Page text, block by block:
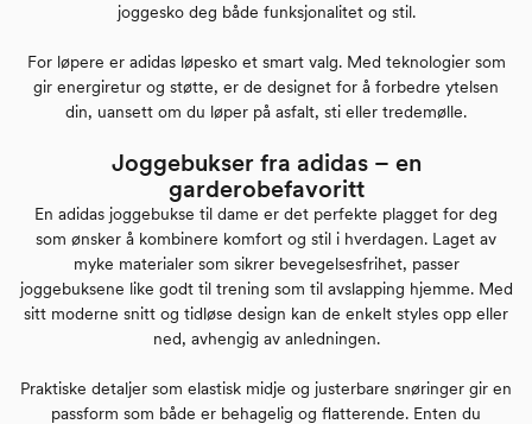
joggesko deg både funksjonalitet og stil.
For løpere er adidas løpesko et smart valg. Med teknologier som
gir energiretur og støtte, er de designet for å forbedre ytelsen
din, uansett om du løper på asfalt, sti eller tredemølle.
Joggebukser fra adidas – en
garderobefavoritt
En adidas joggebukse til dame er det perfekte plagget for deg
som ønsker å kombinere komfort og stil i hverdagen. Laget av
myke materialer som sikrer bevegelsesfrihet, passer
joggebuksene like godt til trening som til avslapping hjemme. Med
sitt moderne snitt og tidløse design kan de enkelt styles opp eller
ned, avhengig av anledningen.
Praktiske detaljer som elastisk midje og justerbare snøringer gir en
passform som både er behagelig og flatterende. Enten du